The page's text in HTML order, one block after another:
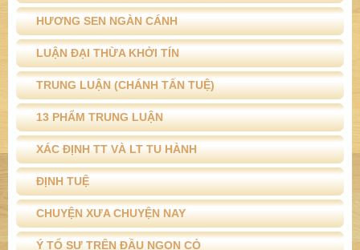
HƯƠNG SEN NGÀN CÁNH
LUẬN ĐẠI THỪA KHỞI TÍN
TRUNG LUẬN (CHÁNH TẤN TUỆ)
13 PHẨM TRUNG LUẬN
XÁC ĐỊNH TT VÀ LT TU HÀNH
ĐỊNH TUỆ
CHUYỆN XƯA CHUYỆN NAY
Ý TỔ SƯ TRÊN ĐẦU NGỌN CỎ